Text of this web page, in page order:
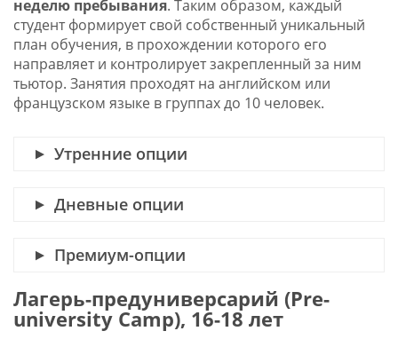
неделю пребывания. Таким образом, каждый
студент формирует свой собственный уникальный
план обучения, в прохождении которого его
направляет и контролирует закрепленный за ним
тьютор. Занятия проходят на английском или
французском языке в группах до 10 человек.
Утренние опции
Дневные опции
Премиум-опции
Лагерь-предуниверсарий (Pre-
university Camp), 16-18 лет